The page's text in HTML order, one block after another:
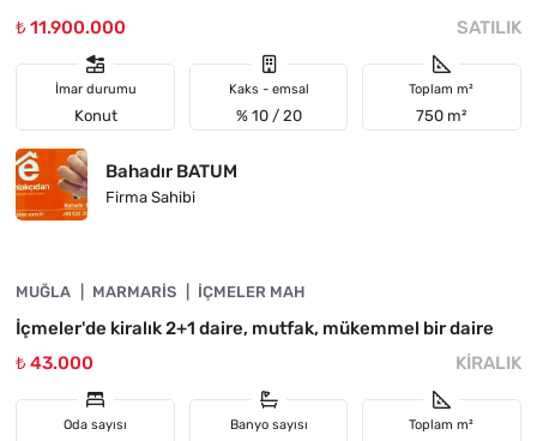
₺ 11.900.000
SATILIK
İmar durumu
Konut
Kaks - emsal
% 10 / 20
Toplam m²
750 m²
Bahadır BATUM
Firma Sahibi
ACIL
MUĞLA MARMARIS İÇMELER MAH
İçmeler'de kiralık 2+1 daire, mutfak, mükemmel bir daire
₺ 43.000
KIRALIK
Oda sayısı Banyo sayısı Toplam m²